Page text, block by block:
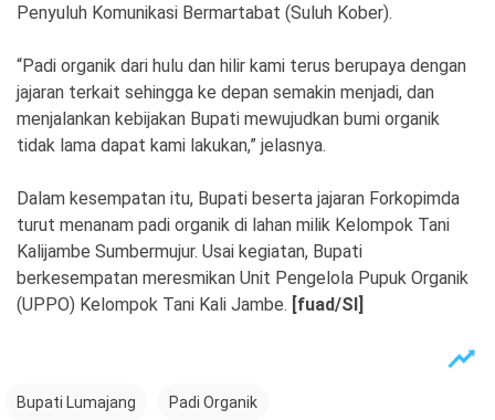
Penyuluh Komunikasi Bermartabat (Suluh Kober).
“Padi organik dari hulu dan hilir kami terus berupaya dengan
jajaran terkait sehingga ke depan semakin menjadi, dan
menjalankan kebijakan Bupati mewujudkan bumi organik
tidak lama dapat kami lakukan,” jelasnya.
Dalam kesempatan itu, Bupati beserta jajaran Forkopimda
turut menanam padi organik di lahan milik Kelompok Tani
Kalijambe Sumbermujur. Usai kegiatan, Bupati
berkesempatan meresmikan Unit Pengelola Pupuk Organik
(UPPO) Kelompok Tani Kali Jambe. [fuad/SI]
Bupati Lumajang Padi Organik